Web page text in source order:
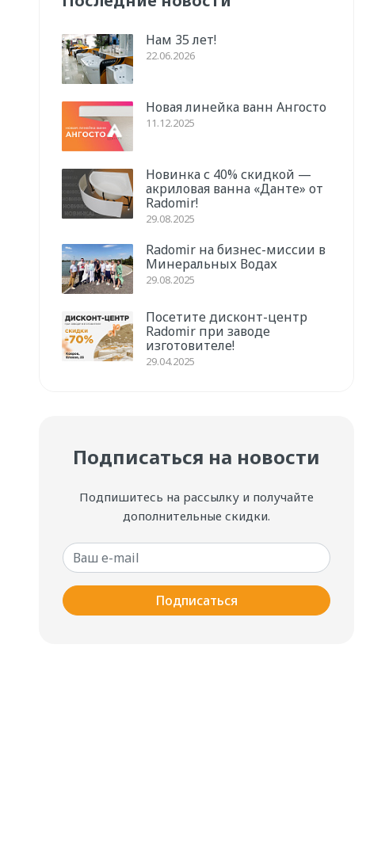
Нам 35 лет!
22.06.2026
Новая линейка ванн Ангосто
11.12.2025
Новинка с 40% скидкой —
акриловая ванна «Данте» от
Radomir!
29.08.2025
Radomir на бизнес-миссии в
Минеральных Водах
29.08.2025
Посетите дисконт-центр
Radomir при заводе
изготовителе!
29.04.2025
Подписаться на новости
Подпишитесь на рассылку и получайте
дополнительные скидки.
Ваш e-mail
Подписаться